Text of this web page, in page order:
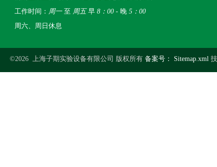
工作时间： 周一至 周五早 8：00 - 晚 5：00
周六、周日休息
©2026 上海子期实验设备有限公司 版权所有 备案号： Sitemap.xml